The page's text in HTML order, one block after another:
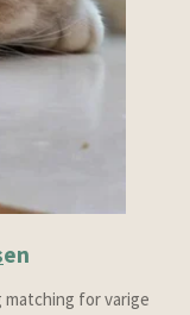
en
for varige